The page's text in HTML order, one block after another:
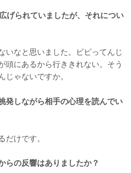
られていましたが、それについ
いなと思いました。ビビってんじ
頭にあるから行ききれない。そう
じゃないですか。
しながら相手の心理を読んでい
だけです。
の反響はありましたか？